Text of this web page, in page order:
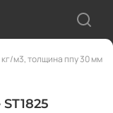
м3, толщина ппу 30 мм